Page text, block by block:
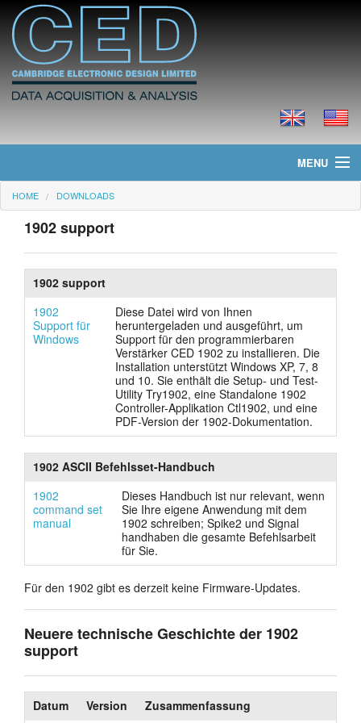
MENU
Home
Neues
Produkte
Preisliste
Downloads
Händler
HOME DOWNLOADS
1902 support
1902 support
1902
Support für
Windows
Diese Datei wird von Ihnen
heruntergeladen und ausgeführt, um
Support für den programmierbaren
Verstärker CED 1902 zu installieren. Die
Installation unterstützt Windows XP, 7, 8
und 10. Sie enthält die Setup- und Test-
Utility Try1902, eine Standalone 1902
Controller-Applikation Ctl1902, und eine
PDF-Version der 1902-Dokumentation.
1902 ASCII Befehlsset-Handbuch
1902
command set
manual
Dieses Handbuch ist nur relevant, wenn
Sie Ihre eigene Anwendung mit dem
1902 schreiben; Spike2 und Signal
handhaben die gesamte Befehlsarbeit
für Sie.
Für den 1902 gibt es derzeit keine Firmware-Updates.
Neuere technische Geschichte der 1902
support
Datum Version Zusammenfassung